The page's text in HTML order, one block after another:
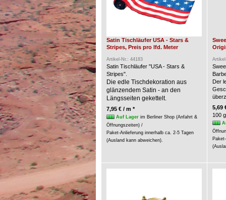
Satin Tischläufer USA - Stars &
Stripes, Preis pro lfd. Meter
Artikel-Nr.: 44183
Satin Tischläufer "USA - Stars &
Stripes".
Die edle Tischdekoration aus
glänzendem Satin - an den
Längsseiten gekettelt.
7,95 € / m *
Auf Lagerim Berliner Shop (Anfahrt &
Öffnungszeiten) /
Paket-Anlieferung innerhalb ca. 2-5 Tagen
(Ausland kann abweichen).
Der
5,69
100